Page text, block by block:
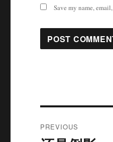
Save my name,
navigation
PREVIOUS